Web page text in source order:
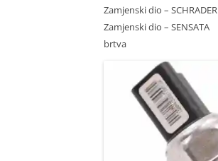
Zamjenski dio – SCHRADER
Zamjenski dio – SENSATA
brtva